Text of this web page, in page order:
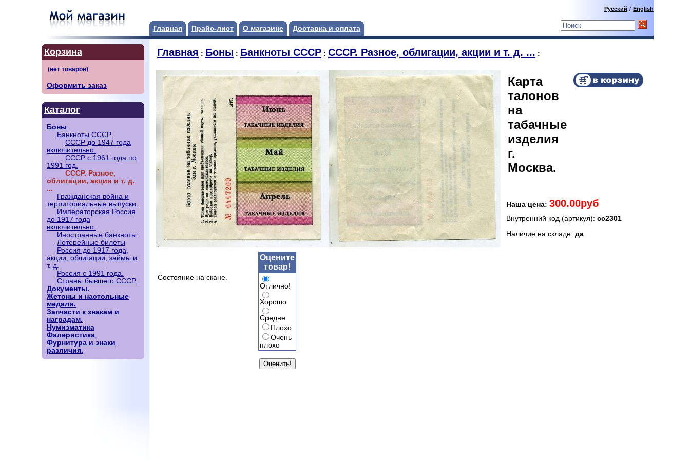
Главная Прайс-лист О магазине Доставка и оплата
Русский / English
Корзина
Оформить заказ
Каталог
Боны
Банкноты СССР
СССР до 1947 года
включительно.
СССР с 1961 года по
1991 год.
СССР. Разное,
облигации, акции и т. д.
...
Гражданская война и
территориальные выпуски.
Императорская Россия
до 1917 года
включительно.
Иностранные банкноты
Лотерейные билеты
Россия до 1917 года,
акции, облигации, займы и
т. д.
Россия с 1991 года.
Страны бывшего СССР.
Документы.
Жетоны и настольные
медали.
Запчасти к знакам и
наградам.
Нумизматика
Фалеристика
Фурнитура и знаки
различия.
Главная : Боны : Банкноты СССР : СССР. Разное, облигации, акции и т. д. ... :
Карта
талонов
на
табачные
изделия
г.
Москва.
Наша цена: 300.00руб
Внутренний код (артикул): сс2301
Наличие на складе: да
Состояние на скане.
Оцените
товар!
Отлично!
Хорошо
Средне
Плохо
Очень
плохо